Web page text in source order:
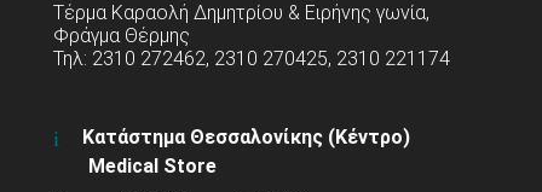
Τέρμα Καραολή Δημητρίου & Ειρήνης γωνία,
Φράγμα Θέρμης
Τηλ: 2310 272462, 2310 270425, 2310 221174
Κατάστημα Θεσσαλονίκης (Κέντρο)
Medical Store